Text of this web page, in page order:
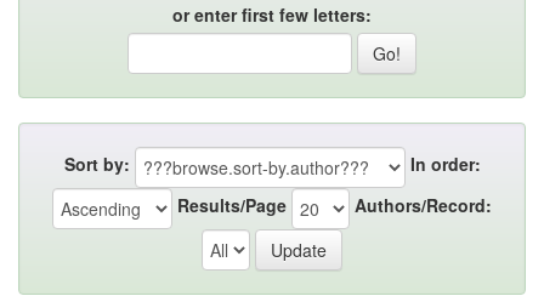
or enter first few letters:
Sort by:
In order:
Results/Page
Authors/Record: